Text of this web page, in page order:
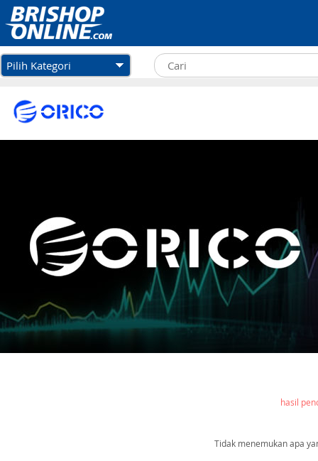
Pilih Kategori
hasil
Tidak menemukan apa